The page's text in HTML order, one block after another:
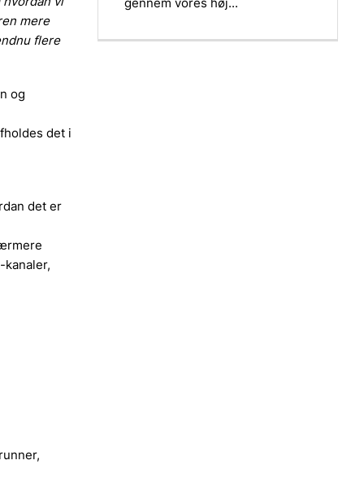
mere
flere
og
det i
det er